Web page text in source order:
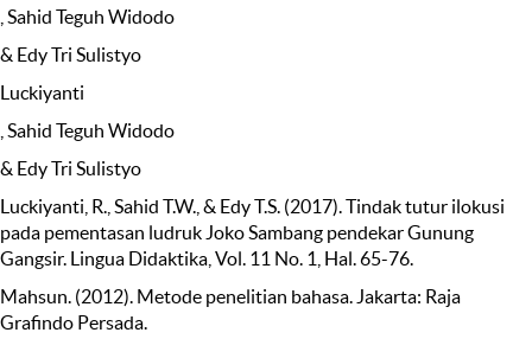
, Sahid Teguh Widodo
& Edy Tri Sulistyo
Luckiyanti
, Sahid Teguh Widodo
& Edy Tri Sulistyo
Luckiyanti, R., Sahid T.W., & Edy T.S. (2017). Tindak tutur ilokusi
pada pementasan ludruk Joko Sambang pendekar Gunung
Gangsir. Lingua Didaktika, Vol. 11 No. 1, Hal. 65-76.
Mahsun. (2012). Metode penelitian bahasa. Jakarta: Raja
Grafindo Persada.